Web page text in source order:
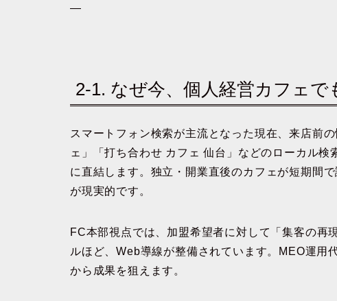
—
2-1. なぜ今、個人経営カフェ
スマートフォン検索が主流となった現在、来店前
ェ」「打ち合わせ カフェ 仙台」などのローカル
に直結します。独立・開業直後のカフェが短期間
が現実的です。
FC本部視点では、加盟希望者に対して「集客の再
ルほど、Web導線が整備されています。MEO運用
から成果を狙えます。